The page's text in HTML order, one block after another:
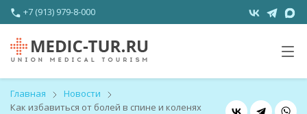
+7 (913) 979-8-000
Главная
Новости
Как избавиться от болей в спине и коленях